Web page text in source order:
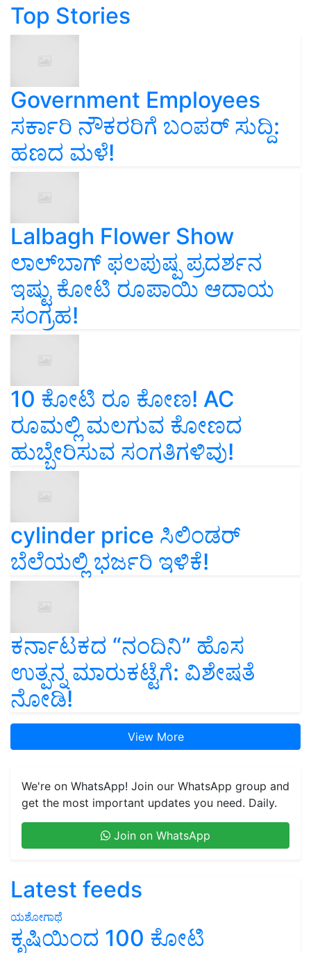
Top Stories
Government Employees
ಸರ್ಕಾರಿ ನೌಕರರಿಗೆ ಬಂಪರ್‌ ಸುದ್ದಿ:
ಹಣದ ಮಳೆ!
Lalbagh Flower Show
ಲಾಲ್‌ಬಾಗ್ ಫಲಪುಷ್ಪ ಪ್ರದರ್ಶನ
ಇಷ್ಟು ಕೋಟಿ ರೂಪಾಯಿ ಆದಾಯ
ಸಂಗ್ರಹ!
10 ಕೋಟಿ ರೂ ಕೋಣ! AC
ರೂಮಲ್ಲಿ ಮಲಗುವ ಕೋಣದ
ಹುಬ್ಬೇರಿಸುವ ಸಂಗತಿಗಳಿವು!
cylinder price ಸಿಲಿಂಡರ್‌
ಬೆಲೆಯಲ್ಲಿ ಭರ್ಜರಿ ಇಳಿಕೆ!
ಕರ್ನಾಟಕದ “ನಂದಿನಿ” ಹೊಸ
ಉತ್ಪನ್ನ ಮಾರುಕಟ್ಟೆಗೆ: ವಿಶೇಷತೆ
ನೋಡಿ!
View More
We're on WhatsApp! Join our WhatsApp group and
get the most important updates you need. Daily.
Join on WhatsApp
Latest feeds
ಯಶೋಗಾಥೆ
ಕೃಷಿಯಿಂದ 100 ಕೋಟಿ